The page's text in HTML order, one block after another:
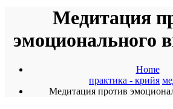
Медитация
эмоционального
Home
практика - крийя
Медитация против